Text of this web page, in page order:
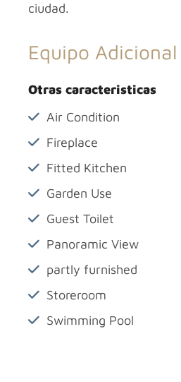
ciudad.
Equipo Adicional
Otras caracteristicas
Air Condition
Fireplace
Fitted Kitchen
Garden Use
Guest Toilet
Panoramic View
partly furnished
Storeroom
Swimming Pool